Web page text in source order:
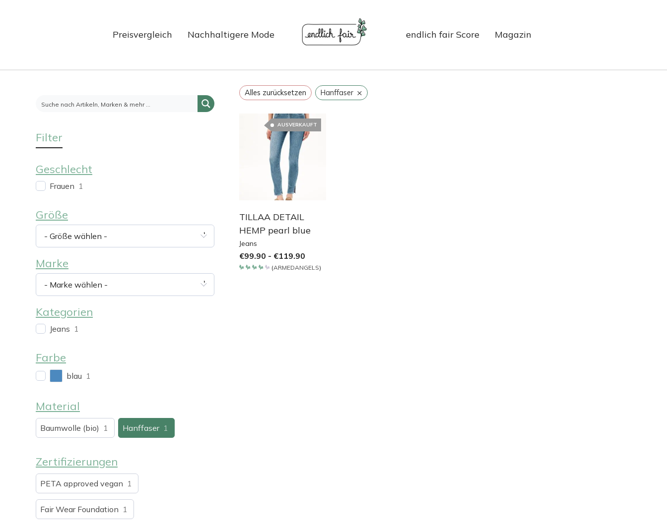
Preisvergleich Nachhaltigere Mode endlich fair Score Magazin
Alles zurücksetzen Hanffaser ×
AUSVERKAUFT
TILLAA DETAIL
HEMP pearl blue
Jeans
€99.90 - €119.90
(ARMEDANGELS)
Filter
Geschlecht
Frauen 1
Größe
- Größe wählen -
Marke
- Marke wählen -
Kategorien
Jeans 1
Farbe
blau 1
Material
Baumwolle (bio) 1 Hanffaser 1
Zertifizierungen
PETA approved vegan 1
Fair Wear Foundation 1